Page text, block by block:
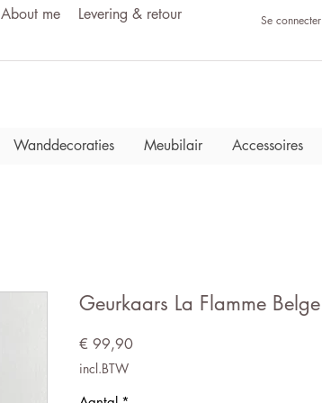
About me Levering & retour Se connecter
Wanddecoraties Meubilair Accessoires
Geurkaars La Flamme Belge
€ 99,90Prijs
incl.BTW